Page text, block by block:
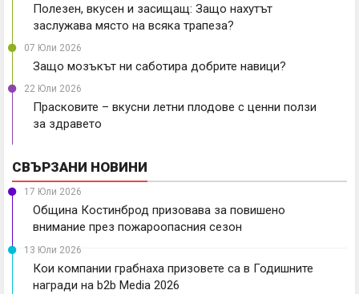
Полезен, вкусен и засищащ: Защо нахутът
заслужава място на всяка трапеза?
07 Юли 2026
Защо мозъкът ни саботира добрите навици?
22 Юли 2026
Прасковите – вкусни летни плодове с ценни ползи
за здравето
СВЪРЗАНИ НОВИНИ
17 Юли 2026
Община Костинброд призовава за повишено
внимание през пожароопасния сезон
13 Юли 2026
Кои компании грабнаха призовете са в Годишните
награди на b2b Media 2026